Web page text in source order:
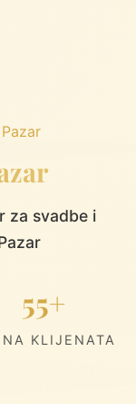
za svadbe i
55+
KLIJENATA